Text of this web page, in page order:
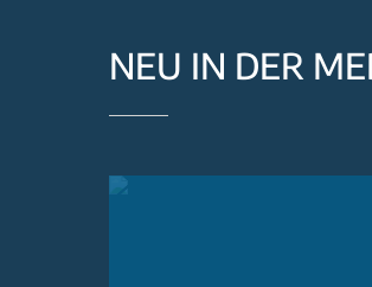
NEU IN DER